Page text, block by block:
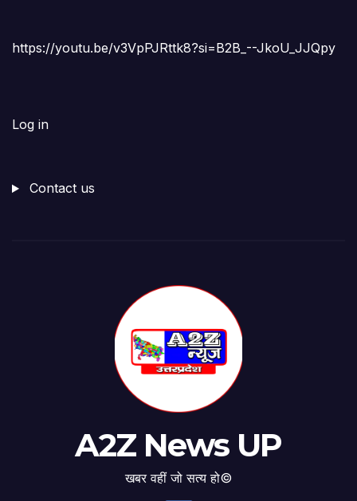
https://youtu.be/v3VpPJRttk8?si=B2B_--JkoU_JJQpy
Log in
Contact us
A2Z News UP
खबर वहीं जो सत्य हो©